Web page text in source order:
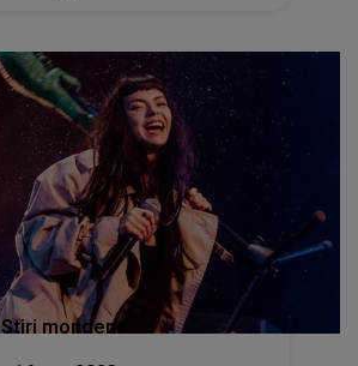
Stiri mondene